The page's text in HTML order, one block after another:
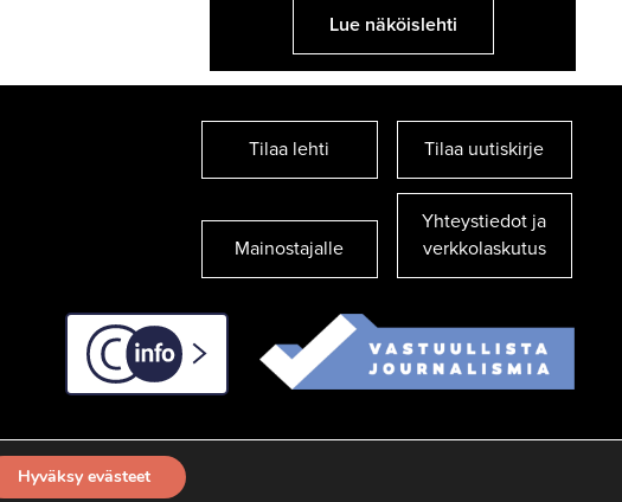
Lue näköislehti
Tilaa lehti Tilaa uutiskirje
Mainostajalle
Yhteystiedot ja
verkkolaskutus
C-info
Hyväksy evästeet